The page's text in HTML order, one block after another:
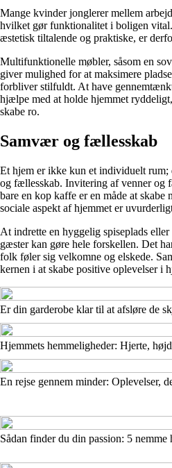
Mange kvinder jonglerer mellem
hvilket gør funktionalitet i boligen
æstetisk tiltalende og praktiske, er
Multifunktionelle møbler, såsom en
giver mulighed for at maksimere
forbliver stilfuldt. At have
hjælpe med at holde hjemmet
skabe ro.
Samvær og fællesskab
Et hjem er ikke kun et individuelt rum;
og fællesskab. Invitering af venner og
bare en kop kaffe er en måde at skabe
sociale aspekt af hjemmet er
At indrette en hyggelig spiseplads
gæster kan gøre hele forskellen. Det
folk føler sig velkomne og elskede.
kernen i at skabe positive oplevelser i
Er din garderobe klar til at afsløre de
Hjemmets hemmeligheder: Hjerte,
En rejse gennem minder: Oplevelser,
Sådan finder du din passion: 5